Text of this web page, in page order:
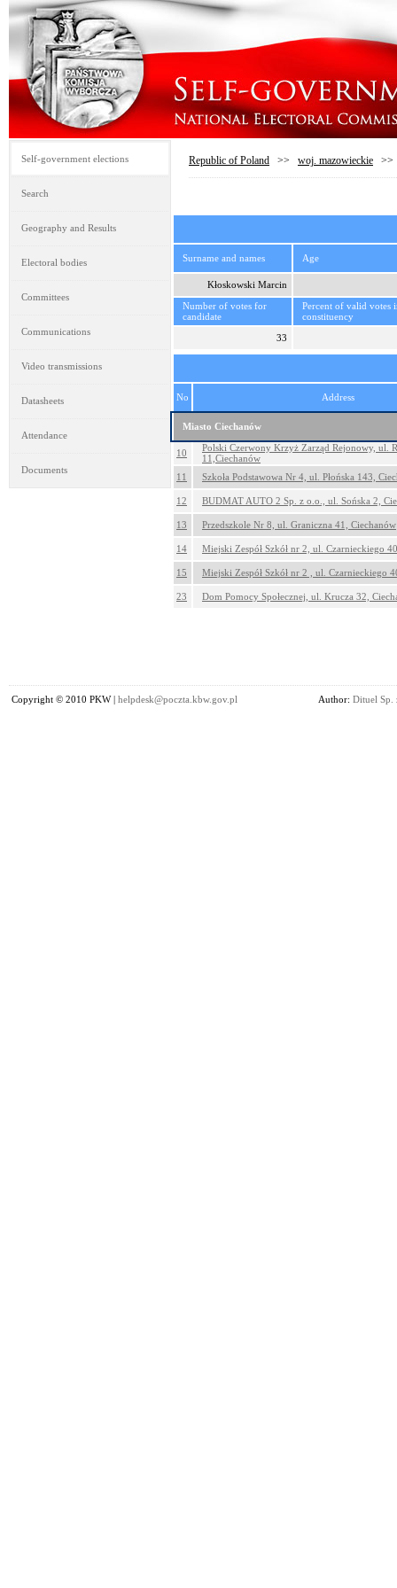
Self-government elections
Search
Geography and Results
Electoral bodies
Committees
Communications
Video transmissions
Datasheets
Attendance
Documents
Republic of Poland >> woj. mazowieckie
Surname and names Age
Kłoskowski Marcin
Number of votes for
candidate
Percent of valid votes
constituency
33
No Address
Miasto Ciechanów
10
Polski Czerwony Krzyż Zarząd Rejonowy, ul.
11,Ciechanów
11
Szkoła Podstawowa Nr 4, ul. Płońska 143,
12 BUDMAT AUTO 2 Sp. z o.o., ul. Sońska 2,
13 Przedszkole Nr 8, ul. Graniczna 41, Ciechanów
14 Miejski Zespół Szkół nr 2, ul. Czarnieckiego
15 Miejski Zespół Szkół nr 2 , ul. Czarnieckiego
23 Dom Pomocy Społecznej, ul. Krucza 32,
Copyright © 2010 PKW | helpdesk@poczta.kbw.gov.pl Author: Dituel Sp.